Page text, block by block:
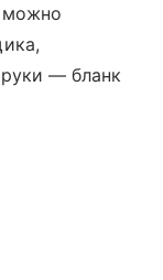
можно
— бланк